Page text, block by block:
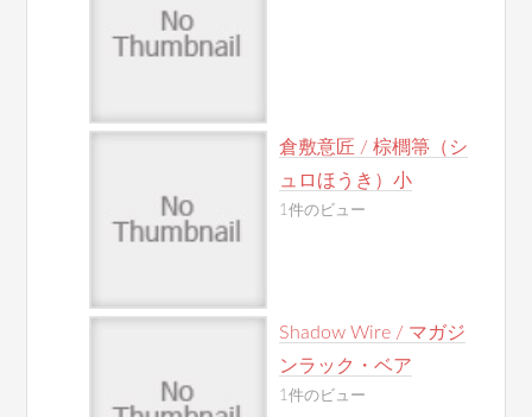
倉敷意匠 / 棕櫚箒（シ
ュロほうき）小
1件のビュー
Shadow Wire / マガジ
ンラック・ベア
1件のビュー